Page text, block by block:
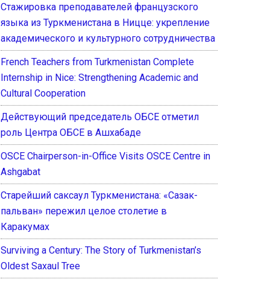
Стажировка преподавателей французского
языка из Туркменистана в Ницце: укрепление
академического и культурного сотрудничества
French Teachers from Turkmenistan Complete
Internship in Nice: Strengthening Academic and
Cultural Cooperation
Действующий председатель ОБСЕ отметил
роль Центра ОБСЕ в Ашхабаде
OSCE Chairperson-in-Office Visits OSCE Centre in
Ashgabat
Старейший саксаул Туркменистана: «Сазак-
пальван» пережил целое столетие в
Каракумах
Surviving a Century: The Story of Turkmenistan’s
Oldest Saxaul Tree